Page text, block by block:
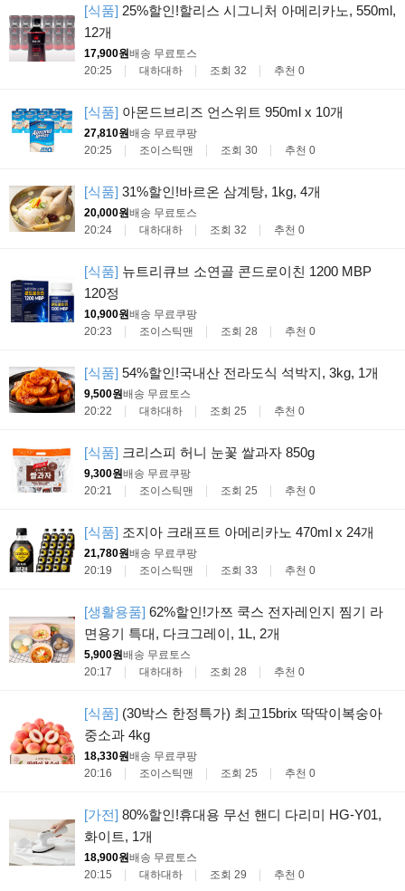
[식품] 25%할인!할리스 시그니처 아메리카노, 550ml,
12개
17,900원배송 무료토스
20:25
대하대하 조회 32 추천 0
[식품] 아몬드브리즈 언스위트 950ml x 10개
27,810원배송 무료쿠팡
20:25
조이스틱맨 조회 30 추천 0
[식품] 31%할인!바르온 삼계탕, 1kg, 4개
20,000원배송 무료토스
20:24
대하대하 조회 32 추천 0
[식품] 뉴트리큐브 소연골 콘드로이친 1200 MBP
120정
10,900원배송 무료쿠팡
20:23
조이스틱맨 조회 28 추천 0
[식품] 54%할인!국내산 전라도식 석박지, 3kg, 1개
9,500원배송 무료토스
20:22
대하대하 조회 25 추천 0
[식품] 크리스피 허니 눈꽃 쌀과자 850g
9,300원배송 무료쿠팡
20:21
조이스틱맨 조회 25 추천 0
[식품] 조지아 크래프트 아메리카노 470ml x 24개
21,780원배송 무료쿠팡
20:19
조이스틱맨 조회 33 추천 0
[생활용품] 62%할인!가쯔 쿡스 전자레인지 찜기 라
면용기 특대, 다크그레이, 1L, 2개
5,900원배송 무료토스
20:17
대하대하 조회 28 추천 0
[식품] (30박스 한정특가) 최고15brix 딱딱이복숭아
중소과 4kg
18,330원배송 무료쿠팡
20:16
조이스틱맨 조회 25 추천 0
[가전] 80%할인!휴대용 무선 핸디 다리미 HG-Y01,
화이트, 1개
18,900원배송 무료토스
20:15
대하대하 조회 29 추천 0